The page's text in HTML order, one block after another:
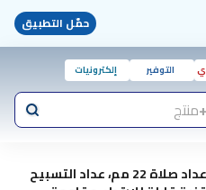
حمّل التطبيق
التوفير إلكترونيات
منتج
حلقة الذكر الذكية من اي قبلة، عداد صلاة 22 مم، عداد التسبيح